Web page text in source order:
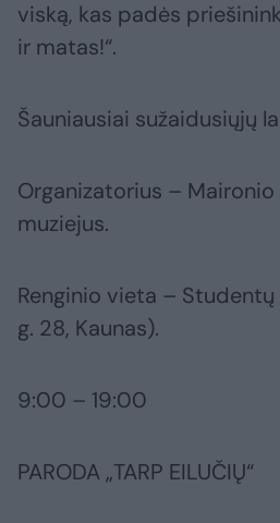
viską, kas padės
ir matas!“.
Šauniausiai sužaidusiųjų
Organizatorius –
muziejus.
Renginio vieta –
g. 28, Kaunas).
9:00 – 19:00
PARODA „TARP EILUČIŲ“